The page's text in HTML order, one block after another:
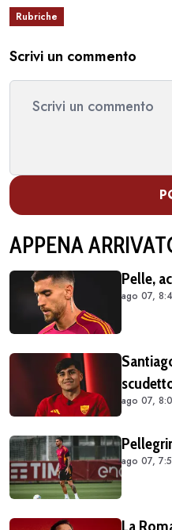
Rubriche
Scrivi un commento
APPENA
Pelle,
ago 07,
ago 07,
ago 07,
La